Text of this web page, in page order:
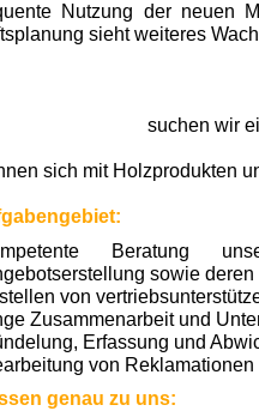
Nutzung der neuen
sieht weiteres
suchen wir
sich mit Holzprodukten
Beratung
sowie
von
Zusammenarbeit und
Erfassung und
von
genau zu uns: